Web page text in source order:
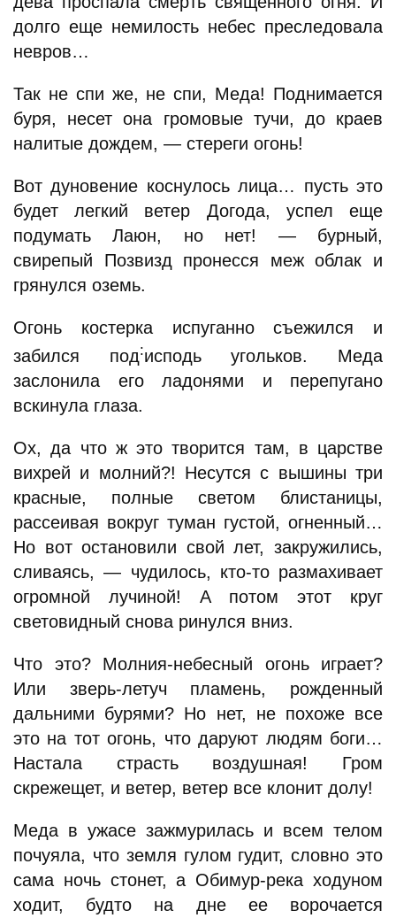
долго еще немилость небес преследовала
невров…
Так не спи же, не спи, Меда! Поднимается
буря, несет она громовые тучи, до краев
налитые дождем, — стереги огонь!
Вот дуновение коснулось лица… пусть это
будет легкий ветер Догода, успел еще
подумать Лаюн, но нет! — бурный,
свирепый Позвизд пронесся меж облак и
грянулся оземь.
Огонь костерка испуганно съежился и
забился под:исподь угольков. Меда
заслонила его ладонями и перепугано
вскинула глаза.
Ох, да что ж это творится там, в царстве
вихрей и молний?! Несутся с вышины три
красные, полные светом блистаницы,
рассеивая вокруг туман густой, огненный…
Но вот остановили свой лет, закружились,
сливаясь, — чудилось, кто-то размахивает
огромной лучиной! А потом этот круг
световидный снова ринулся вниз.
Что это? Молния-небесный огонь играет?
Или зверь-летуч пламень, рожденный
дальними бурями? Но нет, не похоже все
это на тот огонь, что даруют людям боги…
Настала страсть воздушная! Гром
скрежещет, и ветер, ветер все клонит долу!
Меда в ужасе зажмурилась и всем телом
почуяла, что земля гулом гудит, словно это
сама ночь стонет, а Обимур-река ходуном
ходит, будто на дне ее ворочается